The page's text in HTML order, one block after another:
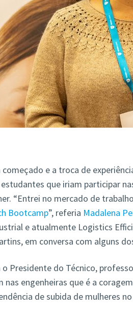
e a troca de
que iriam participar
“Entrei no mercado de
Bootcamp”, referia Madalena
e atualmente Logistics
em conversa com alguns
Presidente do Técnico,
nas engenheiras que é a
de subida de mulheres